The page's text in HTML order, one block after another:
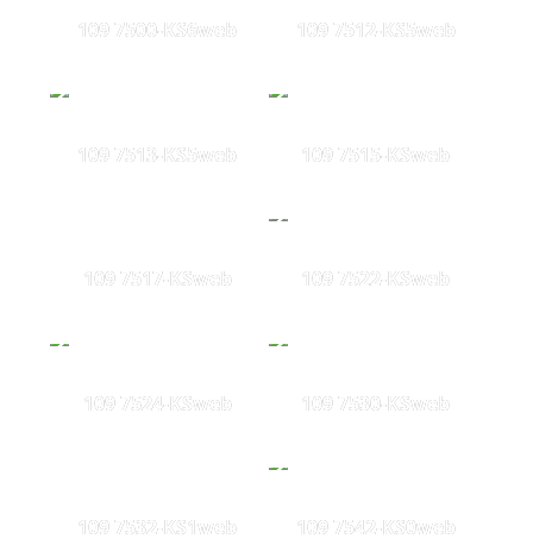
109 7500-KS6web 109 7512-KS5web
109 7513-KS5web 109 7515-KSweb
109 7517-KSweb 109 7522-KSweb
109 7524-KSweb 109 7530-KSweb
109 7532-KS1web 109 7542-KS0web